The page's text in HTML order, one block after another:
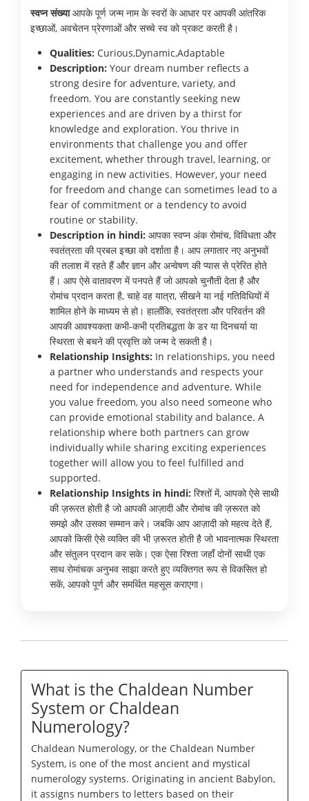
स्वप्न संख्याआपके पूर्ण जन्म नाम के स्वरों के आधार पर आपकी आंतरिक
इच्छाओं, अवचेतन प्रेरणाओं और सच्चे स्व को प्रकट करती है।
Qualities: Curious,Dynamic,Adaptable
Description: Your dream number reflects a
strong desire for adventure, variety, and
freedom. You are constantly seeking new
experiences and are driven by a thirst for
knowledge and exploration. You thrive in
environments that challenge you and offer
excitement, whether through travel, learning, or
engaging in new activities. However, your need
for freedom and change can sometimes lead to a
fear of commitment or a tendency to avoid
routine or stability.
Description in hindi: आपका स्वप्न अंक रोमांच, विविधता और
स्वतंत्रता की प्रबल इच्छा को दर्शाता है। आप लगातार नए अनुभवों
की तलाश में रहते हैं और ज्ञान और अन्वेषण की प्यास से प्रेरित होते
हैं। आप ऐसे वातावरण में पनपते हैं जो आपको चुनौती देता है और
रोमांच प्रदान करता है, चाहे वह यात्रा, सीखने या नई गतिविधियों में
शामिल होने के माध्यम से हो। हालाँकि, स्वतंत्रता और परिवर्तन की
आपकी आवश्यकता कभी-कभी प्रतिबद्धता के डर या दिनचर्या या
स्थिरता से बचने की प्रवृत्ति को जन्म दे सकती है।
Relationship Insights: In relationships, you need
a partner who understands and respects your
need for independence and adventure. While
you value freedom, you also need someone who
can provide emotional stability and balance. A
relationship where both partners can grow
individually while sharing exciting experiences
together will allow you to feel fulfilled and
supported.
Relationship Insights in hindi: रिश्तों में, आपको ऐसे साथी
की ज़रूरत होती है जो आपकी आज़ादी और रोमांच की ज़रूरत को
समझे और उसका सम्मान करे। जबकि आप आज़ादी को महत्व देते हैं,
आपको किसी ऐसे व्यक्ति की भी ज़रूरत होती है जो भावनात्मक स्थिरता
और संतुलन प्रदान कर सके। एक ऐसा रिश्ता जहाँ दोनों साथी एक
साथ रोमांचक अनुभव साझा करते हुए व्यक्तिगत रूप से विकसित हो
सकें, आपको पूर्ण और समर्थित महसूस कराएगा।
What is the Chaldean Number
System or Chaldean
Numerology?
Chaldean Numerology, or the Chaldean Number
System, is one of the most ancient and mystical
numerology systems. Originating in ancient Babylon,
it assigns numbers to letters based on their